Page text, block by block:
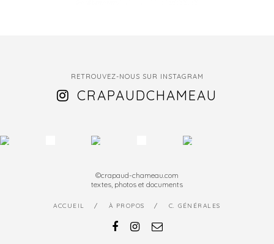
RETROUVEZ-NOUS SUR INSTAGRAM
CRAPAUDCHAMEAU
©crapaud-chameau.com
textes, photos et documents
ACCUEIL À PROPOS C. GÉNÉRALES